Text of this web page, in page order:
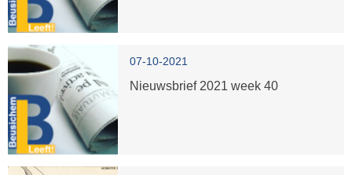
07-10-2021
Nieuwsbrief 2021 week 40